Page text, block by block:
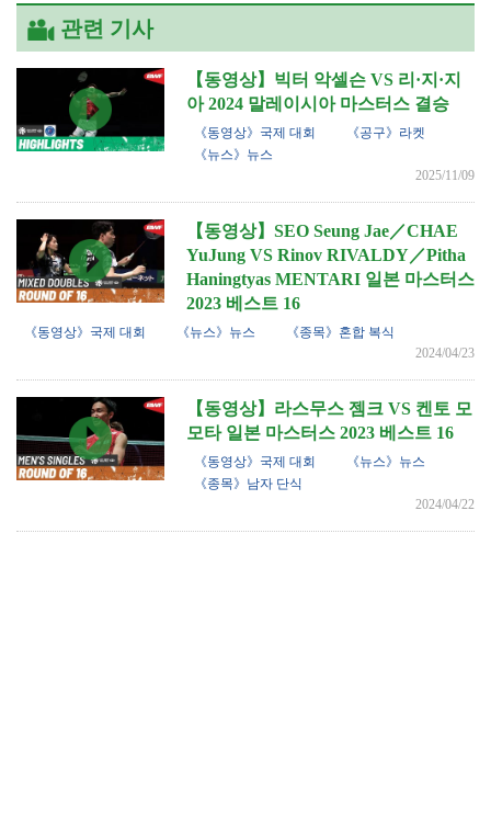
관련 기사
【동영상】빅터 악셀슨 VS 리·지·지
아 2024 말레이시아 마스터스 결승
《동영상》국제 대회
《공구》라켓
《뉴스》뉴스
2025/11/09
【동영상】SEO Seung Jae／CHAE
YuJung VS Rinov RIVALDY／Pitha
Haningtyas MENTARI 일본 마스터스
2023 베스트 16
《동영상》국제 대회 《뉴스》뉴스
《종목》혼합 복식
2024/04/23
【동영상】라스무스 젬크 VS 켄토 모
모타 일본 마스터스 2023 베스트 16
《동영상》국제 대회
《뉴스》뉴스
《종목》남자 단식
2024/04/22